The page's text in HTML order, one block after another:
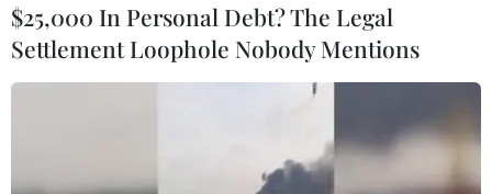
nghị. (Ảnh: PV/Vietnam+)
Đánh giá tình hình chung, Phó Chủ tịch Ủy ban
Nhân dân thành phố Chử Xuân Dũng cũng nhấn
$25,000 In Personal Debt? The Legal
Settlement Loophole Nobody Mentions